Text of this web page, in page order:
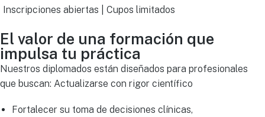
Inscripciones abiertas | Cupos limitados
El valor de una formación que
impulsa tu práctica
Nuestros diplomados están diseñados para profesionales
que buscan: Actualizarse con rigor científico
Fortalecer su toma de decisiones clínicas,